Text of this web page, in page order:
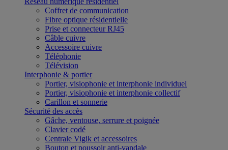
Coffret de communication
Fibre optique résidentielle
Prise et connecteur RJ45
Câble cuivre
Accessoire cuivre
Téléphonie
Télévision
Interphonie & portier
Portier, visiophonie et interphonie individuel
Portier, visiophonie et interphonie collectif
Carillon et sonnerie
Sécurité des accès
Gâche, ventouse, serrure et poignée
Clavier codé
Centrale Vigik et accessoires
Bouton et poussoir anti-vandale